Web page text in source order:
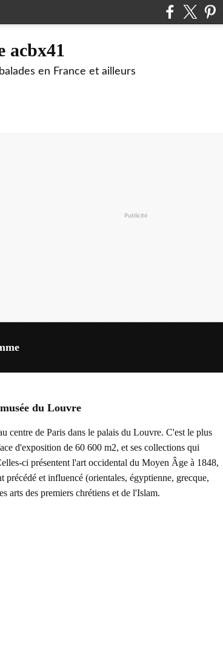
acbx41
en France et ailleurs
Publicité
du Louvre
centre de Paris dans le palais du Louvre. C'est le plus
d'exposition de 60 600 m2, et ses collections qui
ci présentent l'art occidental du Moyen Âge à 1848,
et influencé (orientales, égyptienne, grecque,
arts des premiers chrétiens et de l'Islam.